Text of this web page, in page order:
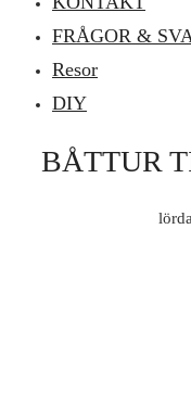
FRÅGOR &
Resor
DIY
BÅTTUR